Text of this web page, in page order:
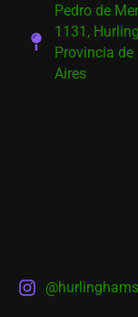
Pedro de
1131,
Provincia de
Aires